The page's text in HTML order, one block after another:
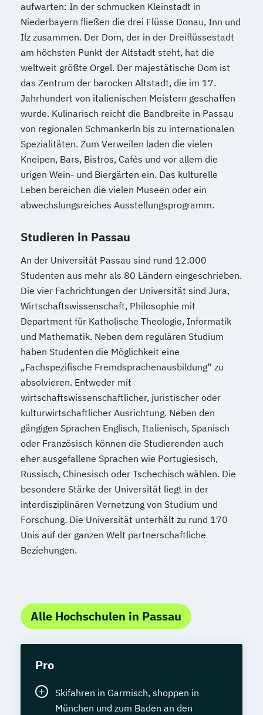
aufwarten: In der schmucken Kleinstadt in
Niederbayern fließen die drei Flüsse Donau, Inn und
Ilz zusammen. Der Dom, der in der Dreiflüssestadt
am höchsten Punkt der Altstadt steht, hat die
weltweit größte Orgel. Der majestätische Dom ist
das Zentrum der barocken Altstadt, die im 17.
Jahrhundert von italienischen Meistern geschaffen
wurde. Kulinarisch reicht die Bandbreite in Passau
von regionalen Schmankerln bis zu internationalen
Spezialitäten. Zum Verweilen laden die vielen
Kneipen, Bars, Bistros, Cafés und vor allem die
urigen Wein- und Biergärten ein. Das kulturelle
Leben bereichen die vielen Museen oder ein
abwechslungsreiches Ausstellungsprogramm.
Studieren in Passau
An der Universität Passau sind rund 12.000
Studenten aus mehr als 80 Ländern eingeschrieben.
Die vier Fachrichtungen der Universität sind Jura,
Wirtschaftswissenschaft, Philosophie mit
Department für Katholische Theologie, Informatik
und Mathematik. Neben dem regulären Studium
haben Studenten die Möglichkeit eine
„Fachspezifische Fremdsprachenausbildung“ zu
absolvieren. Entweder mit
wirtschaftswissenschaftlicher, juristischer oder
kulturwirtschaftlicher Ausrichtung. Neben den
gängigen Sprachen Englisch, Italienisch, Spanisch
oder Französisch können die Studierenden auch
eher ausgefallene Sprachen wie Portugiesisch,
Russisch, Chinesisch oder Tschechisch wählen. Die
besondere Stärke der Universität liegt in der
interdisziplinären Vernetzung von Studium und
Forschung. Die Universität unterhält zu rund 170
Unis auf der ganzen Welt partnerschaftliche
Beziehungen.
Alle Hochschulen in Passau
Pro
Skifahren in Garmisch, shoppen in
München und zum Baden an den